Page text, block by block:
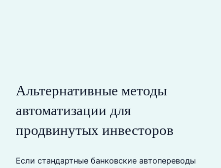
Альтернативные методы
автоматизации для
продвинутых инвесторов
Если стандартные банковские автопереводы